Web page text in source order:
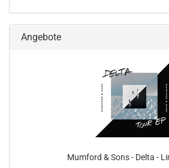
Angebote
Mumford & Sons - Delta -